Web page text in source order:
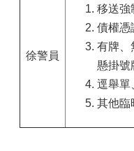
徐警員
移送強
債權憑
有牌、
懸掛號
逕舉單
其他臨